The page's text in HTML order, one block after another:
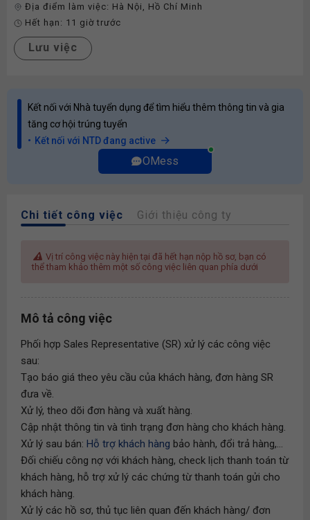
Địa điểm làm việc: Hà Nội , Hồ Chí Minh
Hết hạn: 11 giờ trước
Lưu việc
Kết nối với Nhà tuyển dụng để tìm hiểu thêm thông tin và gia
tăng cơ hội trúng tuyển
Kết nối với NTD đang active
OMess
Chi tiết công việc Giới thiệu công ty
Vị trí công việc này hiện tại đã hết hạn nộp hồ sơ, bạn có
thể tham khảo thêm một số công việc liên quan phía dưới
Mô tả công việc
Phối hợp Sales Representative (SR) xử lý các công việc
sau:
Tạo báo giá theo yêu cầu của khách hàng, đơn hàng SR
đưa về.
Xử lý, theo dõi đơn hàng và xuất hàng.
Cập nhật thông tin và tình trạng đơn hàng cho khách hàng.
Xử lý sau bán: Hỗ trợ khách hàng bảo hành, đổi trả hàng,...
Đối chiếu công nợ với khách hàng, check lịch thanh toán từ
khách hàng, hỗ trợ xử lý các chứng từ thanh toán gửi cho
khách hàng.
Xử lý các hồ sơ, thủ tục liên quan đến khách hàng/ đơn